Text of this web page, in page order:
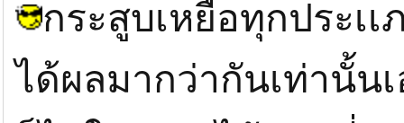
กระสูบเหยื่อทุกประเ
ได้ผลมากว่ากันเท่านั้น